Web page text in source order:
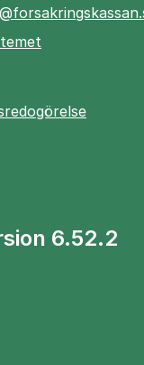
6.52.2